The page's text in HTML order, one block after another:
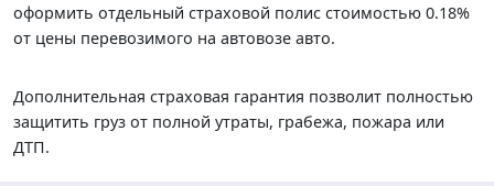
оформить отдельный страховой полис стоимостью 0.18%
от цены перевозимого на автовозе авто.
Дополнительная страховая гарантия позволит полностью
защитить груз от полной утраты, грабежа, пожара или
ДТП.